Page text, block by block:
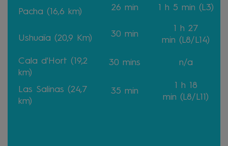
Pacha (16,6 km) 26 min 1 h 5 min (L3)
Ushuaïa (20,9 Km) 30 min
1 h 27
min (L8/L14)
Cala d'Hort (19,2
km)
30 mins n/a
Las Salinas (24,7
km)
35 min
1 h 18
min (L8/L11)